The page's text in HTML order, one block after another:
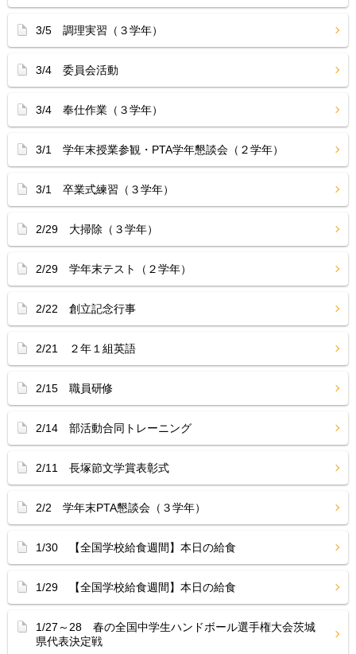
3/5 調理実習（３学年）
3/4 委員会活動
3/4 奉仕作業（３学年）
3/1 学年末授業参観・PTA学年懇談会（２学年）
3/1 卒業式練習（３学年）
2/29 大掃除（３学年）
2/29 学年末テスト（２学年）
2/22 創立記念行事
2/21 ２年１組英語
2/15 職員研修
2/14 部活動合同トレーニング
2/11 長塚節文学賞表彰式
2/2 学年末PTA懇談会（３学年）
1/30 【全国学校給食週間】本日の給食
1/29 【全国学校給食週間】本日の給食
1/27～28 春の全国中学生ハンドボール選手権大会茨城
県代表決定戦